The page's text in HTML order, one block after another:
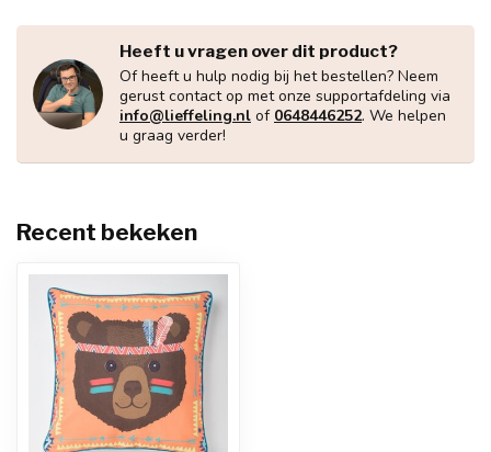
Heeft u vragen over dit product?
Of heeft u hulp nodig bij het bestellen? Neem
gerust contact op met onze supportafdeling via
info@lieffeling.nl of 0648446252. We helpen
u graag verder!
Recent bekeken